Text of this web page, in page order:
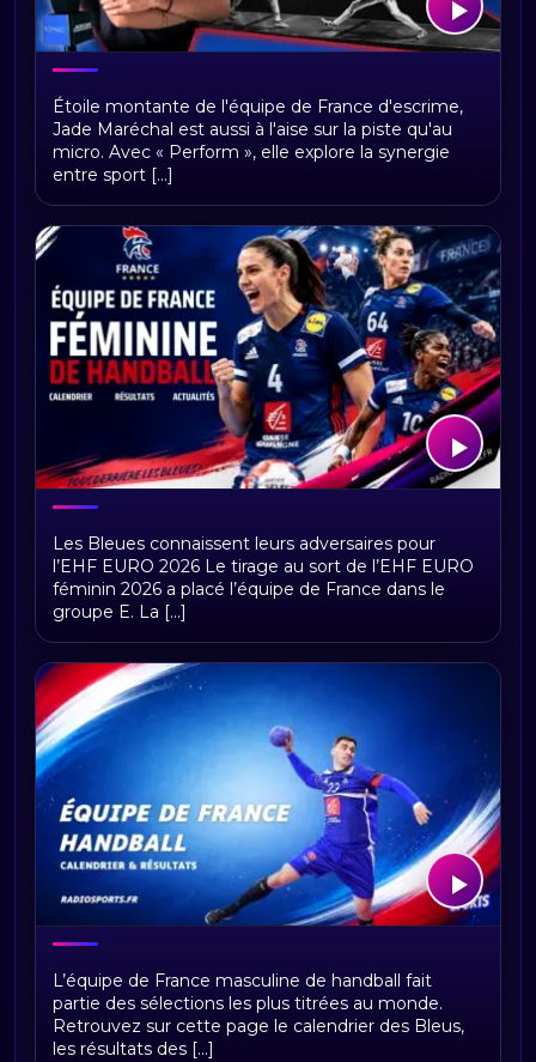
PERFORM
Étoile montante de l'équipe de France d'escrime,
Jade Maréchal est aussi à l'aise sur la piste qu'au
micro. Avec « Perform », elle explore la synergie
entre sport [...]
Équipe de France féminine de
handball : calendrier, résultats,
classement et actualités
Les Bleues connaissent leurs adversaires pour
l’EHF EURO 2026 Le tirage au sort de l’EHF EURO
féminin 2026 a placé l’équipe de France dans le
groupe E. La [...]
Équipe de France masculine de
handball : calendrier, résultats,
classement et actualités
L’équipe de France masculine de handball fait
partie des sélections les plus titrées au monde.
Retrouvez sur cette page le calendrier des Bleus,
les résultats des [...]